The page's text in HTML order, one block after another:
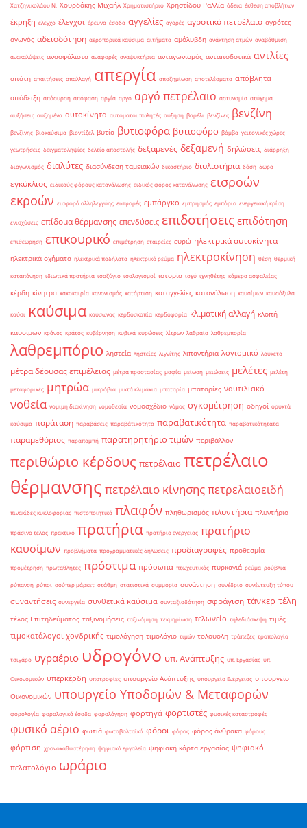
Χατζηνικολάου Ν. Χουρδάκης Μιχαήλ Χρηματιστήριο Χρηστίδου Ραλλία άδεια έκθεση αποβλήτων
έκρηξη έλεγχο έλεγχοι έρευνα έσοδα αγγελίες αγορές αγροτικό πετρέλαιο αγρότες
αγωγός αδειοδότηση αεροπορικά καύσιμα αιτήματα αμόλυβδη ανάκτηση ατμών αναβάθμιση
ανακαλύψεις ανασφάλιστα αναφορές αναψυκτήρια ανταγωνισμός ανταποδοτικά αντλίες
απάτη απαιτήσεις απαλλαγή απεργία αποζημίωση αποτελέσματα απόβλητα
απόδειξη απόσυρση απόφαση αργία αργό αργό πετρέλαιο αστυνομία ατύχημα
αυξήσεις αυξημένα αυτοκίνητα αυτόματοι πωλητές αύξηση βαρέλι βενζίνες βενζίνη
βενζίνης βιοκαύσιμα βιοντίζελ βυτίο βυτιοφόρα βυτιοφόρο βόμβα γειτονικές χώρες
γεωτρήσεις δειγματοληψίες δελτίο αποστολής δεξαμενές δεξαμενή δηλώσεις διάρρηξη
διαγωνισμός διαλύτες διασύνδεση ταμειακών δικαστήριο διυλιστήρια δόση δώρα
εγκύκλιος ειδικούς φόρους κατανάλωσης ειδικός φόρος κατανάλωσης εισροών
εκροών εισφορά αλληλεγγύης εισφορές εμπάργκο εμπρησμός εμπόριο ενεργειακή κρίση
ενισχύσεις επίδομα θέρμανσης επενδύσεις επιδοτήσεις επιδότηση
επιθεώρηση επικουρικό επιμέτρηση εταιρείες ευρώ ηλεκτρικά αυτοκίνητα
ηλεκτρικά οχήματα ηλεκτρικά ποδήλατα ηλεκτρικό ρεύμα ηλεκτροκίνηση θέση θερμική
καταπόνηση ιδιωτικά πρατήρια ισοζύγιο ισολογισμοί ιστορία ισχύ ιχνηθέτης κάμερα ασφαλείας
κέρδη κίνητρα κακοκαιρία κανονισμός κατάρτιση καταγγελίες κατανάλωση καυσίμων καυσόξυλα
καύσι καύσιμα καύσωνας κερδοσκοπία κερδοφορία κλιματική αλλαγή κλοπή
καυσίμων κράνος κράτος κυβέρνηση κυβικά κυρώσεις λίτρων λαθραία λαθρεμπορία
λαθρεμπόριο ληστεία ληστείες λιγνίτης λιπαντήρια λογισμικό λουκέτο
μέτρα δέουσας επιμέλειας μέτρα προστασίας μαφία μείωση μειώσεις μελέτες μελέτη
μεταφορικές μητρώα μικρόβια μικτά κλιμάκια μπαταρία μπαταρίες ναυτιλιακό
νοθεία νομιμη διακίνηση νομοθεσία νομοσχέδιο νόμος ογκομέτρηση οδηγοί ορυκτά
καύσιμα παράταση παραβάσεις παραβάτικότητα παραβατικότητα παραβατικότητατα
παραμεθόριος παραπομπή παρατηρητήριο τιμών περιβάλλον
περιθώριο κέρδους πετρέλαιο πετρέλαιο
θέρμανσης πετρέλαιο κίνησηςπετρελαιοειδή
πινακίδες κυκλοφορίας πιστοποιητικά πλαφόν πληθωρισμός πλυντήρια πλυντήριο
πράσινο τέλος πρακτικό πρατήρια πρατήριο ενέργειας πρατήριο
καυσίμων προβλήματα προγραμματικές δηλώσεις προδιαγραφές προθεσμία
προμέτρηση πρωταθλητές πρόστιμα πρόσωπα πτωχευτικός πυρκαγιά ρεύμα ρούβλια
ρύπανση ρύποι σούπερ μάρκετ στάθμη στατιστικά συμμορία συνάντηση συνέδριο συνέντευξη τύπου
συναντήσεις συνεργεία συνθετικά καύσιμα συνταξιοδότηση σφράγιση τάνκερ τέλη
τέλος Επιτηδεύματος ταξινομήσεις ταξινόμηση τεκμηρίωση τελωνείο τηλεδιάσκεψη τιμές
τιμοκατάλογοι χονδρικής τιμολόγηση τιμολόγιο τιμών τολουόλη τράπεζες τροπολογία
τσιγάρο υγραέριο υδρογόνο υπ. Ανάπτυξης υπ. Εργασίας υπ.
Οικονομικών υπερκέρδη υποτροφίες υπουργείο Ανάπτυξης υπουργείο Ενέργειας υπουργείο
Οικονομικών υπουργείο Υποδομών & Μεταφορών
φορολογία φορολογικά έσοδα φορολόγηση φορτηγά φορτιστές φυσικές καταστροφές
φυσικό αέριο φωτιά φωτοβολταϊκά φόροι φόρος φόρος άνθρακα φόρους
φόρτιση χρονοκαθυστέρηση ψηφιακά εργαλεία ψηφιακή κάρτα εργασίας ψηφιακό
πελατολόγιο ωράριο